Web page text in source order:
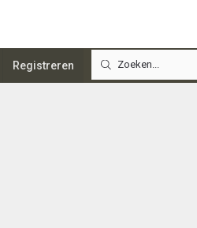
Registreren